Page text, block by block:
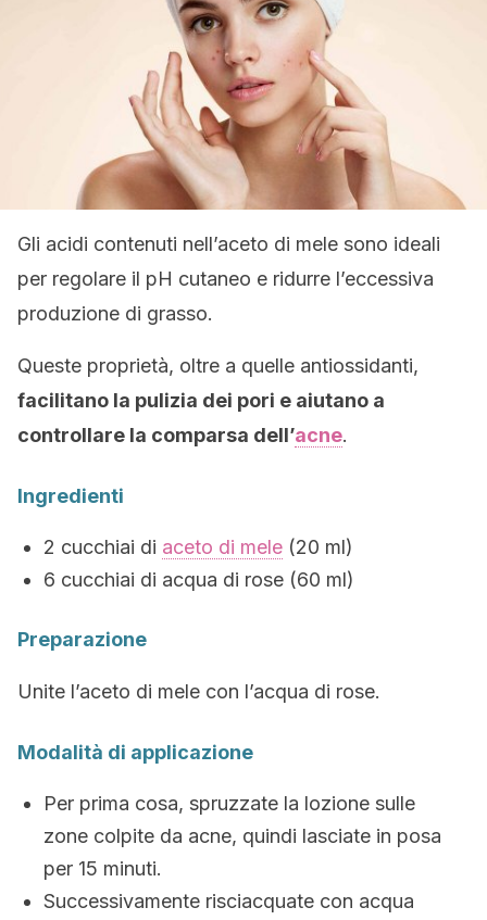
Gli acidi contenuti nell’aceto di mele sono ideali
per regolare il pH cutaneo e ridurre l’eccessiva
produzione di grasso.
Queste proprietà, oltre a quelle antiossidanti,
facilitano la pulizia dei pori e aiutano a
controllare la comparsa dell’acne.
Ingredienti
2 cucchiai di aceto di mele (20 ml)
6 cucchiai di acqua di rose (60 ml)
Preparazione
Unite l’aceto di mele con l’acqua di rose.
Modalità di applicazione
Per prima cosa, spruzzate la lozione sulle
zone colpite da acne, quindi lasciate in posa
per 15 minuti.
Successivamente risciacquate con acqua